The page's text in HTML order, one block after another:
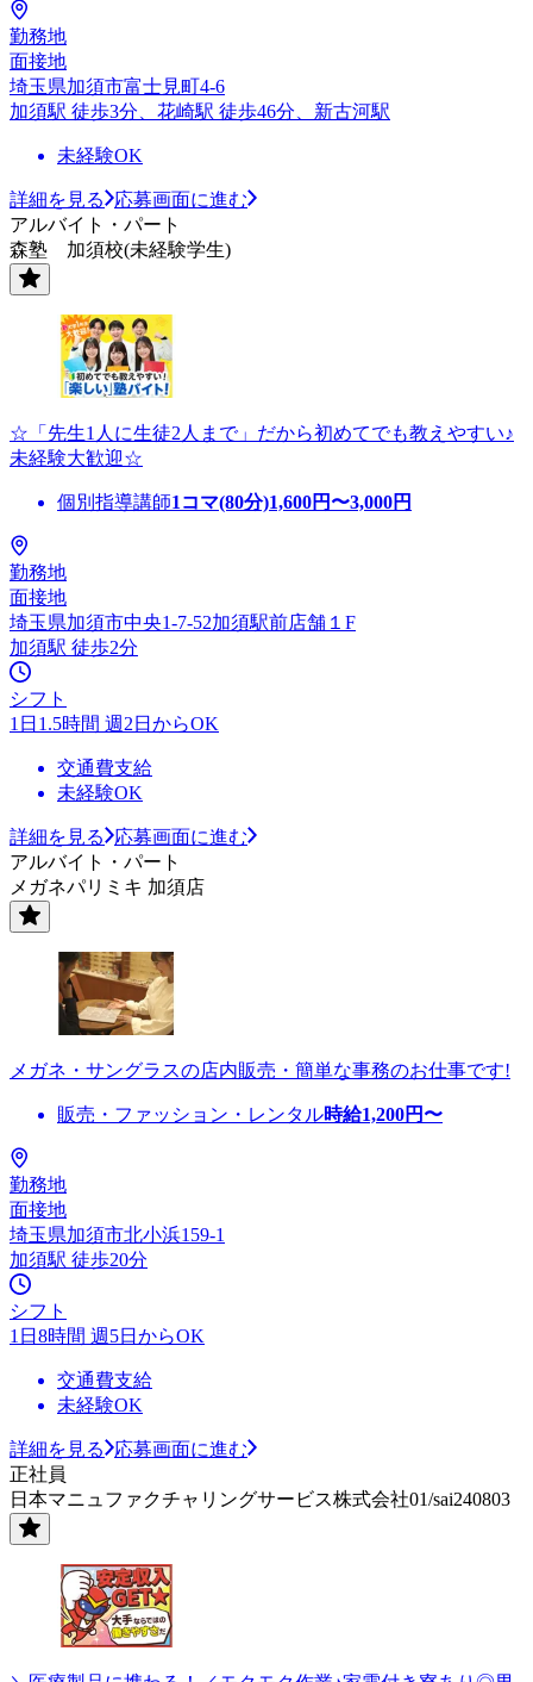
勤務地
面接地
埼玉県加須市富士見町4-6
加須駅 徒歩3分、花崎駅 徒歩46分、新古河駅
未経験OK
詳細を見る
応募画面に進む
アルバイト・パート
森塾 加須校(未経験学生)
☆「先生1人に生徒2人まで」だから初めてでも教えやすい♪
未経験大歓迎☆
個別指導講師1コマ(80分)1,600円〜3,000円
勤務地
面接地
埼玉県加須市中央1-7-52加須駅前店舗１F
加須駅 徒歩2分
シフト
1日1.5時間 週2日からOK
交通費支給
未経験OK
詳細を見る
応募画面に進む
アルバイト・パート
メガネパリミキ 加須店
メガネ・サングラスの店内販売・簡単な事務のお仕事です!
販売・ファッション・レンタル時給1,200円〜
勤務地
面接地
埼玉県加須市北小浜159-1
加須駅 徒歩20分
シフト
1日8時間 週5日からOK
交通費支給
未経験OK
詳細を見る
応募画面に進む
正社員
日本マニュファクチャリングサービス株式会社01/sai240803